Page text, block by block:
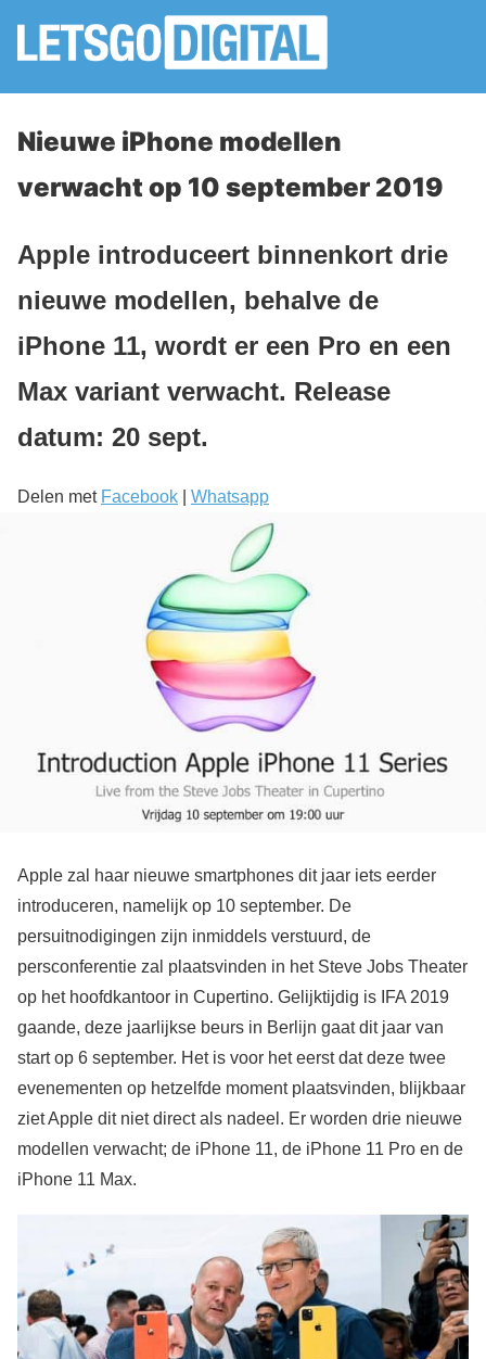
Nieuwe iPhone modellen
verwacht op 10 september 2019
Apple introduceert binnenkort drie
nieuwe modellen, behalve de
iPhone 11, wordt er een Pro en een
Max variant verwacht. Release
datum: 20 sept.
Delen met Facebook Whatsapp
Apple zal haar nieuwe smartphones dit jaar iets eerder
introduceren, namelijk op 10 september. De
persuitnodigingen zijn inmiddels verstuurd, de
persconferentie zal plaatsvinden in het Steve Jobs Theater
op het hoofdkantoor in Cupertino. Gelijktijdig is IFA 2019
gaande, deze jaarlijkse beurs in Berlijn gaat dit jaar van
start op 6 september. Het is voor het eerst dat deze twee
evenementen op hetzelfde moment plaatsvinden, blijkbaar
ziet Apple dit niet direct als nadeel. Er worden drie nieuwe
modellen verwacht; de iPhone 11, de iPhone 11 Pro en de
iPhone 11 Max.